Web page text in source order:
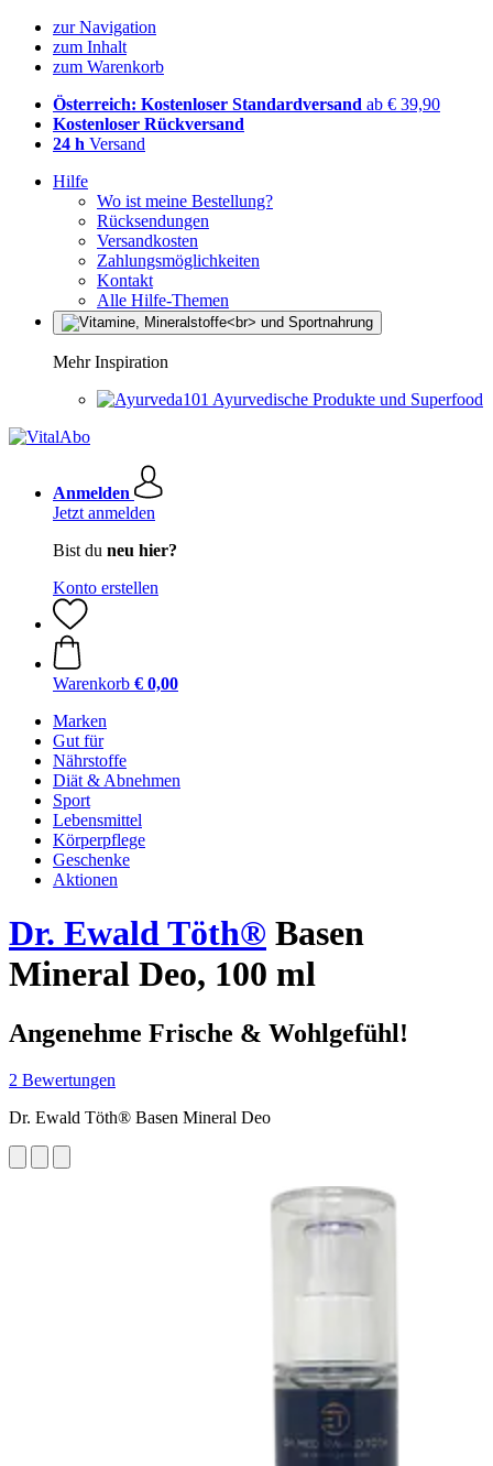
zur Navigation
zum Inhalt
zum Warenkorb
Österreich: Kostenloser Standardversand ab € 39,90
Kostenloser Rückversand
24 h Versand
Hilfe
Wo ist meine Bestellung?
Rücksendungen
Versandkosten
Zahlungsmöglichkeiten
Kontakt
Alle Hilfe-Themen
Mehr Inspiration
Ayurvedische Produkte und Superfood
Anmelden
Jetzt anmelden
Bist du neu hier?
Konto erstellen
Warenkorb € 0,00
Marken
Gut für
Nährstoffe
Diät & Abnehmen
Sport
Lebensmittel
Körperpflege
Geschenke
Aktionen
Dr. Ewald Töth® Basen
Mineral Deo, 100 ml
Angenehme Frische & Wohlgefühl!
2 Bewertungen
Dr. Ewald Töth® Basen Mineral Deo